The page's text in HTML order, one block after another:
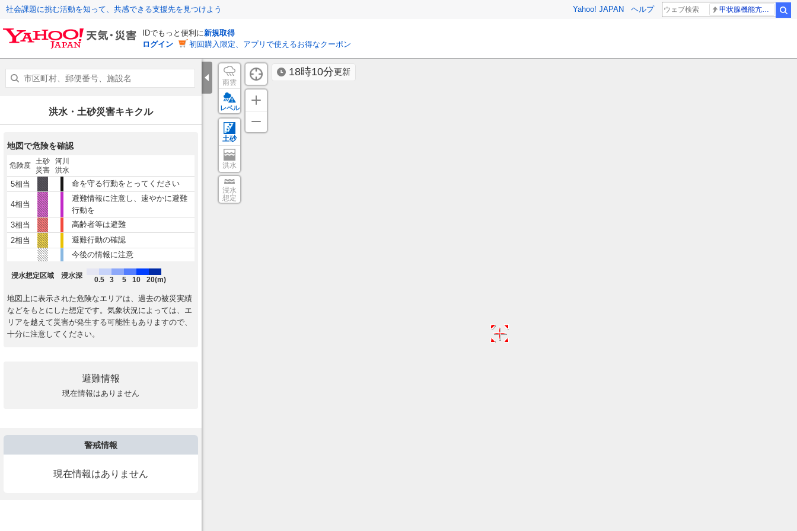
社会課題に挑む活動を知って、共感できる支援先を見つけよう Yahoo! JAPAN ヘルプ
IDでもっと便利に新規取得
ログイン
初回購入限定、アプリで使えるお得なクーポン
18時10分更新
雨雲
レベル
土砂
洪水
浸水
想定
洪水・土砂災害キキクル
地図で危険を確認
危険度 土砂
災害
河川
洪水
5相当 命を守る行動をとってください
4相当
避難情報に注意し、速やかに避難
行動を
3相当
高齢者等は避難
2相当
避難行動の確認
今後の情報に注意
浸水想定区域 浸水深
0.5 3 5 10 20(m)
地図上に表示された危険なエリアは、過去の被災実績
などをもとにした想定です。気象状況によっては、エ
リアを越えて災害が発生する可能性もありますので、
十分に注意してください。
避難情報
現在情報はありません
警戒情報
現在情報はありません